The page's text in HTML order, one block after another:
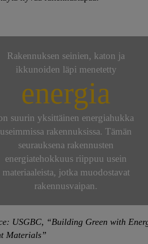
Rakennuksen seinien, katon ja
ikkunoiden läpi menetetty
energia
suurin yksittäinen energiahukka
useimmissa rakennuksissa. Tämän
seurauksena rakennusten
energiatehokkuus riippuu usein
materiaaleista, jotka muodostavat
rakennusvaipan.
USGBC, “Building Green with
Materials”